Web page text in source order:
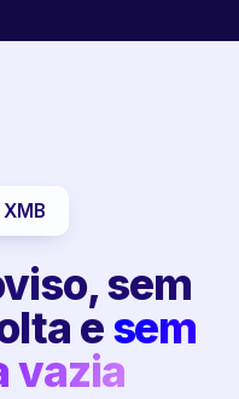
sem
esem
vazia